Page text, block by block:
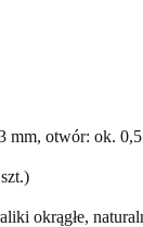
mm, otwór: ok.
okrągłe,